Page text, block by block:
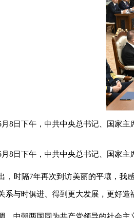
月8日下午，中共中央总书记、国家
月8日下午，中共中央总书记、国家
，时隔7年再次到访美丽的平壤，我
系与时俱进、得到更大发展，更好
，中朝两国同为共产党领导的社会